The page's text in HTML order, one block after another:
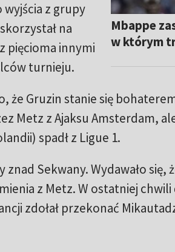
Mbappe
w którym
wyjścia z grupy
na
pięcioma innymi
turnieju.
że Gruzin stanie się
Metz z Ajaksu Amsterdam,
spadł z Ligue 1.
Sekwany. Wydawało się,
z Metz. W ostatniej chwili
zdołał przekonać